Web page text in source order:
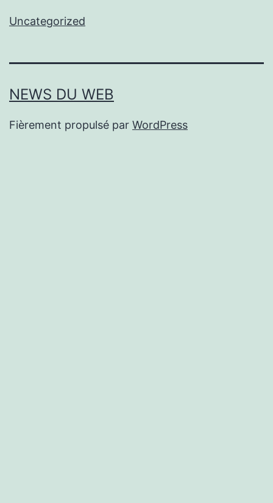
Uncategorized
NEWS DU WEB
Fièrement propulsé par WordPress